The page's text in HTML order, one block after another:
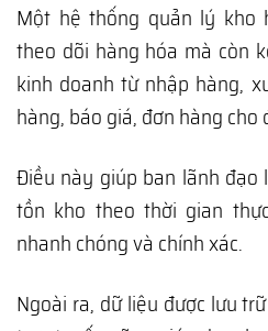
Một hệ thống quản lý kho
theo dõi hàng hóa mà còn
kinh doanh từ nhập hàng,
hàng, báo giá, đơn hàng cho
Điều này giúp ban lãnh đạo
tồn kho theo thời gian
nhanh chóng và chính xác.
Ngoài ra, dữ liệu được lưu